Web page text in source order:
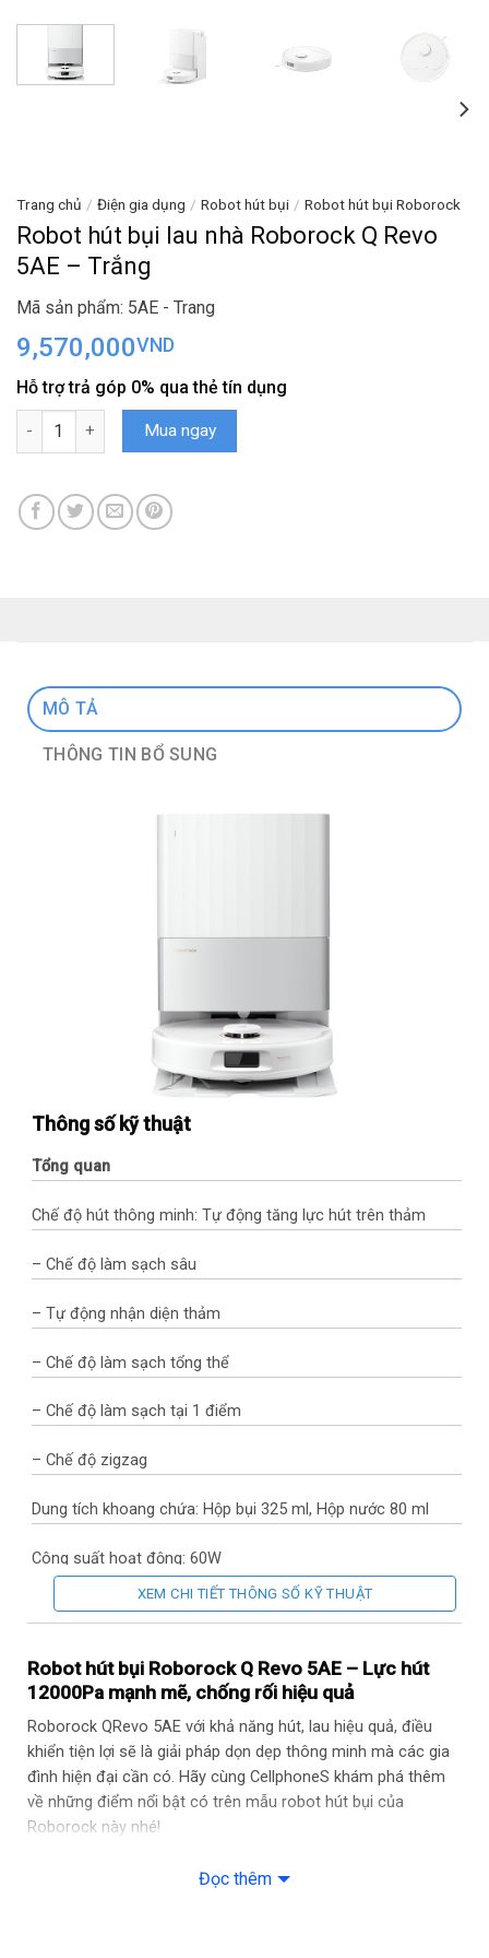
Trang chủ / Điện gia dụng / Robot hút bụi / Robot hút bụi Roborock
Robot hút bụi lau nhà Roborock Q Revo
5AE – Trắng
Mã sản phẩm: 5AE - Trang
9,570,000VND
Hỗ trợ trả góp 0% qua thẻ tín dụng
Robot hút bụi lau nhà Roborock Q Revo 5AE - Trắng số lượng
Mua ngay
MÔ TẢ
THÔNG TIN BỔ SUNG
Thông số kỹ thuật
Tổng quan
Chế độ hút thông minh: Tự động tăng lực hút trên thảm
– Chế độ làm sạch sâu
– Tự động nhận diện thảm
– Chế độ làm sạch tổng thể
– Chế độ làm sạch tại 1 điểm
– Chế độ zigzag
Dung tích khoang chứa: Hộp bụi 325 ml, Hộp nước 80 ml
Công suất hoạt động: 60W
Công suất hút: 12000 Pa
Độ ồn cao nhất: 64 dB
Bộ lọc: Bộ lọc HEPA
Phiên bản: Quốc tế
Dung lượng pin: 5200 mAh
XEM CHI TIẾT THÔNG SỐ KỸ THUẬT
Robot hút bụi Roborock Q Revo 5AE – Lực hút
12000Pa mạnh mẽ, chống rối hiệu quả
Roborock QRevo 5AE với khả năng hút, lau hiệu quả, điều
khiển tiện lợi sẽ là giải pháp dọn dẹp thông minh mà các gia
đình hiện đại cần có. Hãy cùng CellphoneS khám phá thêm
về những điểm nổi bật có trên mẫu robot hút bụi của
Roborock này nhé!
Lực hút mạnh mẽ, lau xoay kép hiệu quả
Đọc thêm